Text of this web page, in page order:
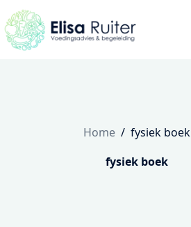
naar
de
inhoud
Home / fysiek boek
fysiek boek